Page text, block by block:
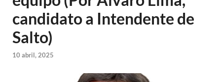
candidato a Intendente de
Salto)
10 abril, 2025